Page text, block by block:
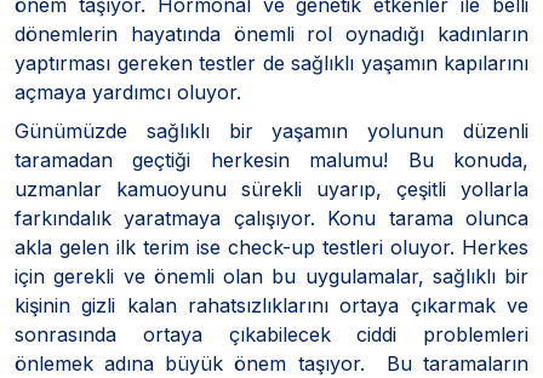
dönemlerin hayatında önemli rol oynadığı kadınların
yaptırması gereken testler de sağlıklı yaşamın kapılarını
açmaya yardımcı oluyor.
Günümüzde sağlıklı bir yaşamın yolunun düzenli
taramadan geçtiği herkesin malumu! Bu konuda,
uzmanlar kamuoyunu sürekli uyarıp, çeşitli yollarla
farkındalık yaratmaya çalışıyor. Konu tarama olunca
akla gelen ilk terim ise check-up testleri oluyor. Herkes
için gerekli ve önemli olan bu uygulamalar, sağlıklı bir
kişinin gizli kalan rahatsızlıklarını ortaya çıkarmak ve
sonrasında ortaya çıkabilecek ciddi problemleri
önlemek adına büyük önem taşıyor. Bu taramaların